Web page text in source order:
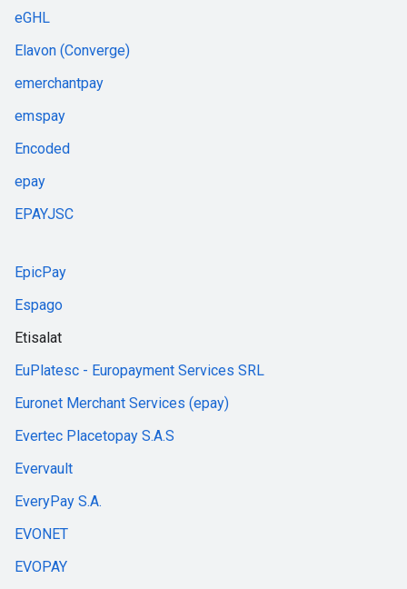
eGHL
Elavon (Converge)
emerchantpay
emspay
Encoded
epay
EPAYJSC
EpicPay
Espago
Etisalat
EuPlatesc - Europayment Services SRL
Euronet Merchant Services (epay)
Evertec Placetopay S.A.S
Evervault
EveryPay S.A.
EVONET
EVOPAY